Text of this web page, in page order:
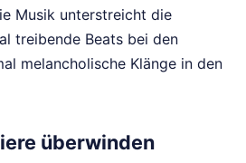
Musik unterstreicht die
treibende Beats bei den
melancholische Klänge in den
überwinden